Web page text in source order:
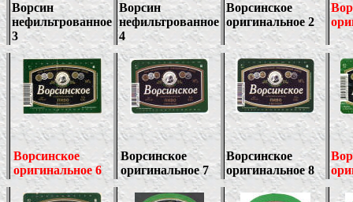
Ворсин
нефильтрованное
3
Ворсин
нефильтрованное
4
Ворсинское
оригинальное 2
Ворсинское
оригинальное 6
Ворсинское
оригинальное 7
Ворсинское
оригинальное 8